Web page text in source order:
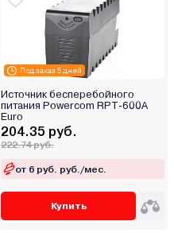
Под заказ 5 дней
Источник бесперебойного
питания Powercom RPT-600A
Euro
204.35 руб.
222.74 руб.
от 6 руб. руб./мес.
Купить